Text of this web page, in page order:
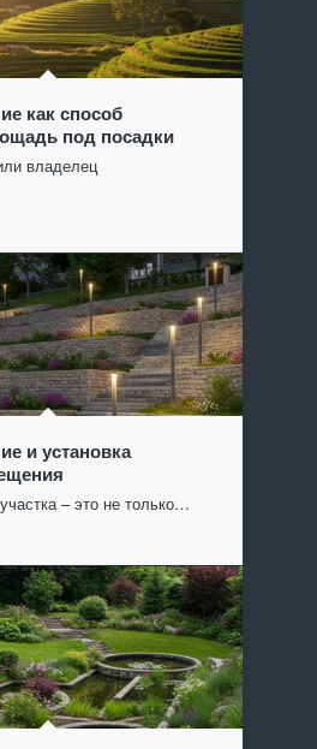
как способ
под посадки
владелец
и установка
– это не только…